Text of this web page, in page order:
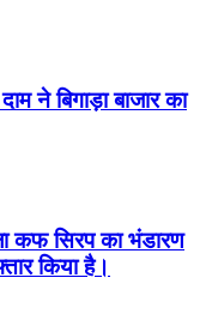
ने बिगाड़ा बाजार का
कफ सिरप का भंडारण
किया है।